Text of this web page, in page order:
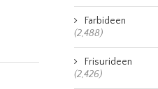
Farbideen
(2,488)
Frisurideen
(2,426)